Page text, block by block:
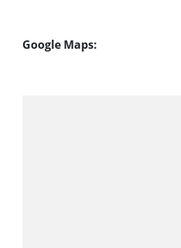
Google Maps: